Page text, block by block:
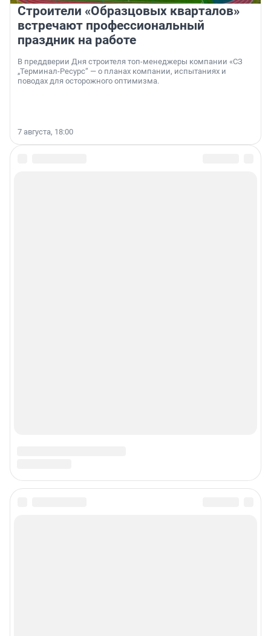
Строители «Образцовых кварталов»
встречают профессиональный
праздник на работе
В преддверии Дня строителя топ-менеджеры компании «СЗ
„Терминал-Ресурс“ — о планах компании, испытаниях и
поводах для осторожного оптимизма.
7 августа, 18:00